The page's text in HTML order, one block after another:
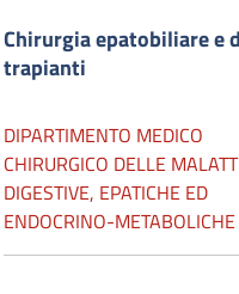
Chirurgia epatobiliare e
trapianti
DIPARTIMENTO MEDICO
CHIRURGICO DELLE
DIGESTIVE, EPATICHE ED
ENDOCRINO-METABOLICHE